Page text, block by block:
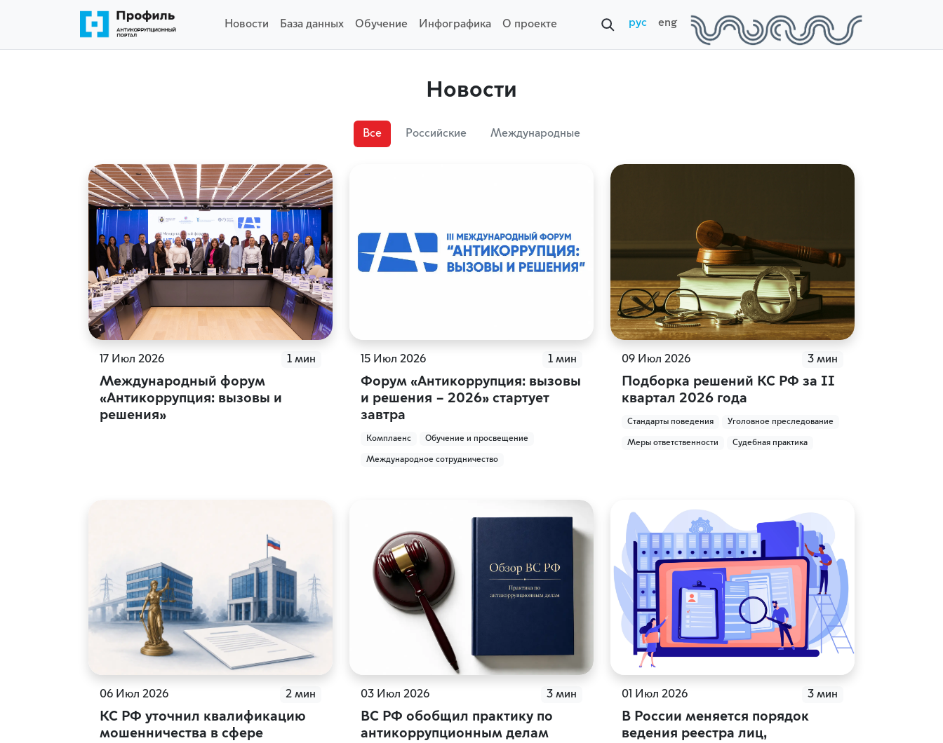
Новости База данных Обучение Инфографика О проекте рус eng
Новости
Все Российские Международные
17 Июл 2026 1 мин
Международный форум
«Антикоррупция: вызовы и
решения»
15 Июл 2026 1 мин
Форум «Антикоррупция: вызовы
и решения – 2026» стартует
завтра
Комплаенс Обучение и просвещение
Международное сотрудничество
09 Июл 2026 3 мин
Подборка решений КС РФ за II
квартал 2026 года
Стандарты поведения Уголовное преследование
Меры ответственности Судебная практика
06 Июл 2026 2 мин
КС РФ уточнил квалификацию
мошенничества в сфере
03 Июл 2026 3 мин
ВС РФ обобщил практику по
антикоррупционным делам
01 Июл 2026 3 мин
В России меняется порядок
ведения реестра лиц,